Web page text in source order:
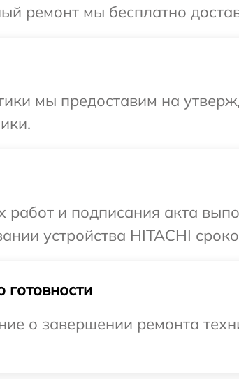
ремонт мы бесплатно
мы предоставим на
работ и подписания акта
устройства HITACHI
о завершении ремонта